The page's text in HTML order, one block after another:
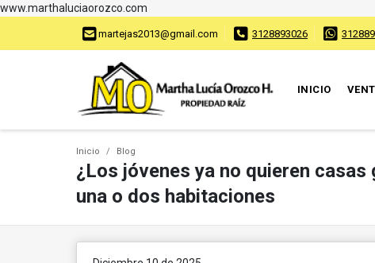
www.marthaluciaorozco.com
martejas2013@gmail.com 3128893026
INICIO
Inicio Blog
¿Los jóvenes ya no quieren
una o dos habitaciones